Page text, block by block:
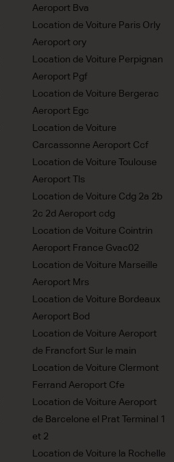
Aeroport Bva
Location de Voiture Paris Orly
Aeroport ory
Location de Voiture Perpignan
Aeroport Pgf
Location de Voiture Bergerac
Aeroport Egc
Location de Voiture
Carcassonne Aeroport Ccf
Location de Voiture Toulouse
Aeroport Tls
Location de Voiture Cdg 2a 2b
2c 2d Aeroport cdg
Location de Voiture Cointrin
Aeroport France Gvac02
Location de Voiture Marseille
Aeroport Mrs
Location de Voiture Bordeaux
Aeroport Bod
Location de Voiture Aeroport
de Francfort Sur le main
Location de Voiture Clermont
Ferrand Aeroport Cfe
Location de Voiture Aeroport
de Barcelone el Prat Terminal 1
et 2
Location de Voiture la Rochelle